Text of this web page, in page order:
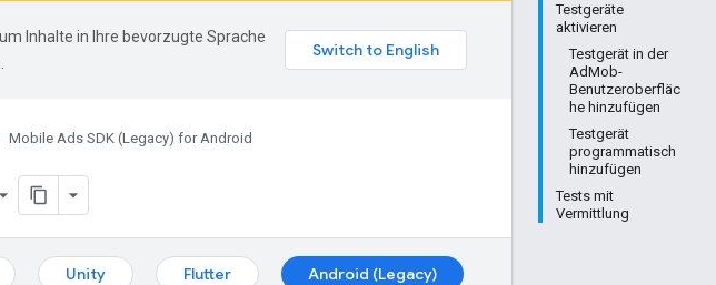
Testgeräte
aktivieren
Testgerät in der
AdMob-
Benutzeroberfläc
he hinzufügen
Testgerät
programmatisch
hinzufügen
Tests mit
Vermittlung
Inhalte in Ihre bevorzugte Sprache
Mobile Ads SDK (Legacy) for Android
Unity Flutter Android (Legacy)